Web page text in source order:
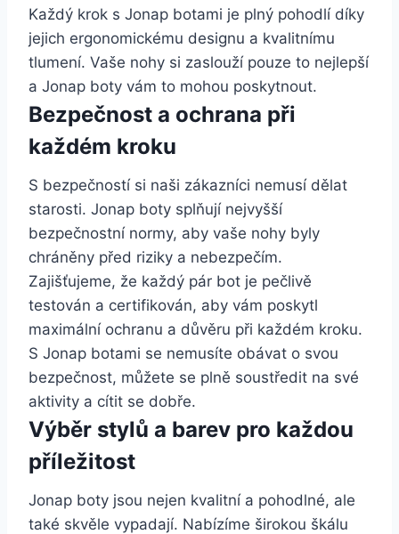
Každý krok s Jonap botami je plný ‌pohodlí díky
jejich ergonomickému⁣ designu a kvalitnímu
tlumení. ⁢Vaše nohy si zaslouží pouze to nejlepší‌
a​ Jonap boty vám to mohou poskytnout.
Bezpečnost a ochrana při
každém ⁢kroku
S bezpečností‌ si naši zákazníci ‍nemusí dělat
starosti. Jonap boty splňují nejvyšší
bezpečnostní ⁢normy,‍ aby vaše nohy byly
chráněny ​před riziky a ⁣nebezpečím.
⁣Zajišťujeme,⁣ že‍ každý​ pár bot je ⁣pečlivě
testován​ a certifikován, aby vám poskytl
‌maximální ⁢ochranu‍ a důvěru při každém ⁤kroku. ​
S ‍Jonap botami se nemusíte obávat o svou
⁤bezpečnost, můžete se plně soustředit na své
aktivity⁤ a⁣ cítit se‌ dobře.
Výběr stylů ⁤a barev‌ pro každou
příležitost
Jonap ​boty​ jsou ‌nejen ‍kvalitní a⁢ pohodlné, ale
také skvěle vypadají. Nabízíme ​širokou škálu